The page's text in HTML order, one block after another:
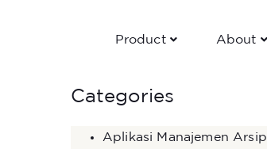
Product About
Categories
Aplikasi Manajemen Arsip